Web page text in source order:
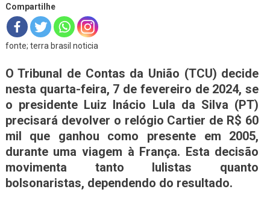
Compartilhe
fonte; terra brasil noticia
O Tribunal de Contas da União (TCU) decide
nesta quarta-feira, 7 de fevereiro de 2024, se
o presidente Luiz Inácio Lula da Silva (PT)
precisará devolver o relógio Cartier de R$ 60
mil que ganhou como presente em 2005,
durante uma viagem à França. Esta decisão
movimenta tanto lulistas quanto
bolsonaristas, dependendo do resultado.